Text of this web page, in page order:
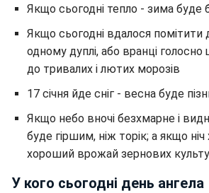
Якщо сьогодні тепло - зима буде
Якщо сьогодні вдалося помітити
одному дуплі, або вранці
до тривалих і лютих морозів
17 січня йде сніг - весна буде
Якщо небо вночі безхмарне і
буде гіршим, ніж торік; а якщо
хороший врожай зернових
У кого сьогодні день ангела